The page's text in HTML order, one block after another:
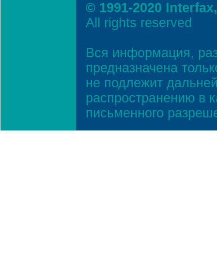
© 1991-2020
All rights reserved
Вся информация,
предназначена
не подлежит
распространению в
письменного